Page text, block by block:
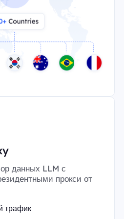
данных LLM с
прокси от
трафик